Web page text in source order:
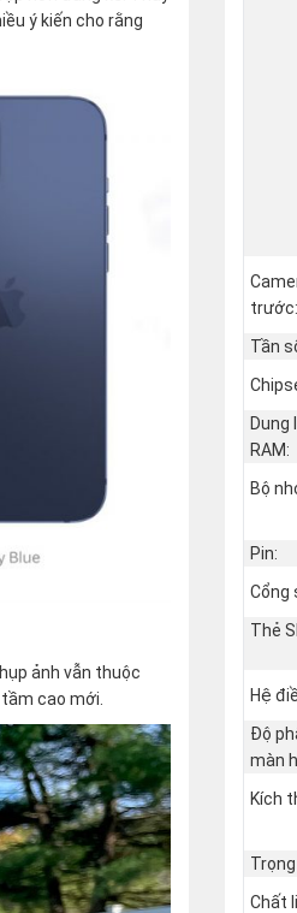
ý kiến cho rằng
ảnh vẫn thuộc
cao mới.
trước:
Tần
Dung
RAM:
Bộ
Pin:
Cổng
Thẻ
Hệ
Độ
màn
Kích
Chất